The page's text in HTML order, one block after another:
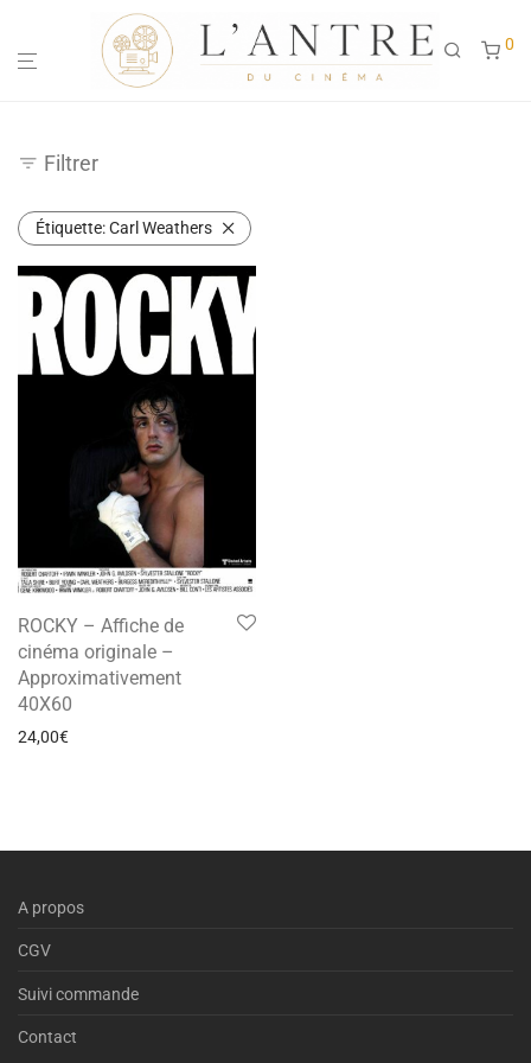
0
Filtrer
Étiquette:Carl Weathers
ROCKY – Affiche de
cinéma originale –
Approximativement
40X60
24,00€
A propos
CGV
Suivi commande
Contact